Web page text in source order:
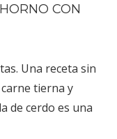
CON
Una receta sin
tierna y
de cerdo es una